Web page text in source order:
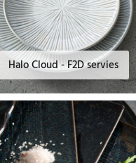
Halo Cloud - F2D servies